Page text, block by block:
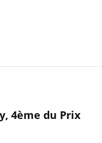
4ème du Prix